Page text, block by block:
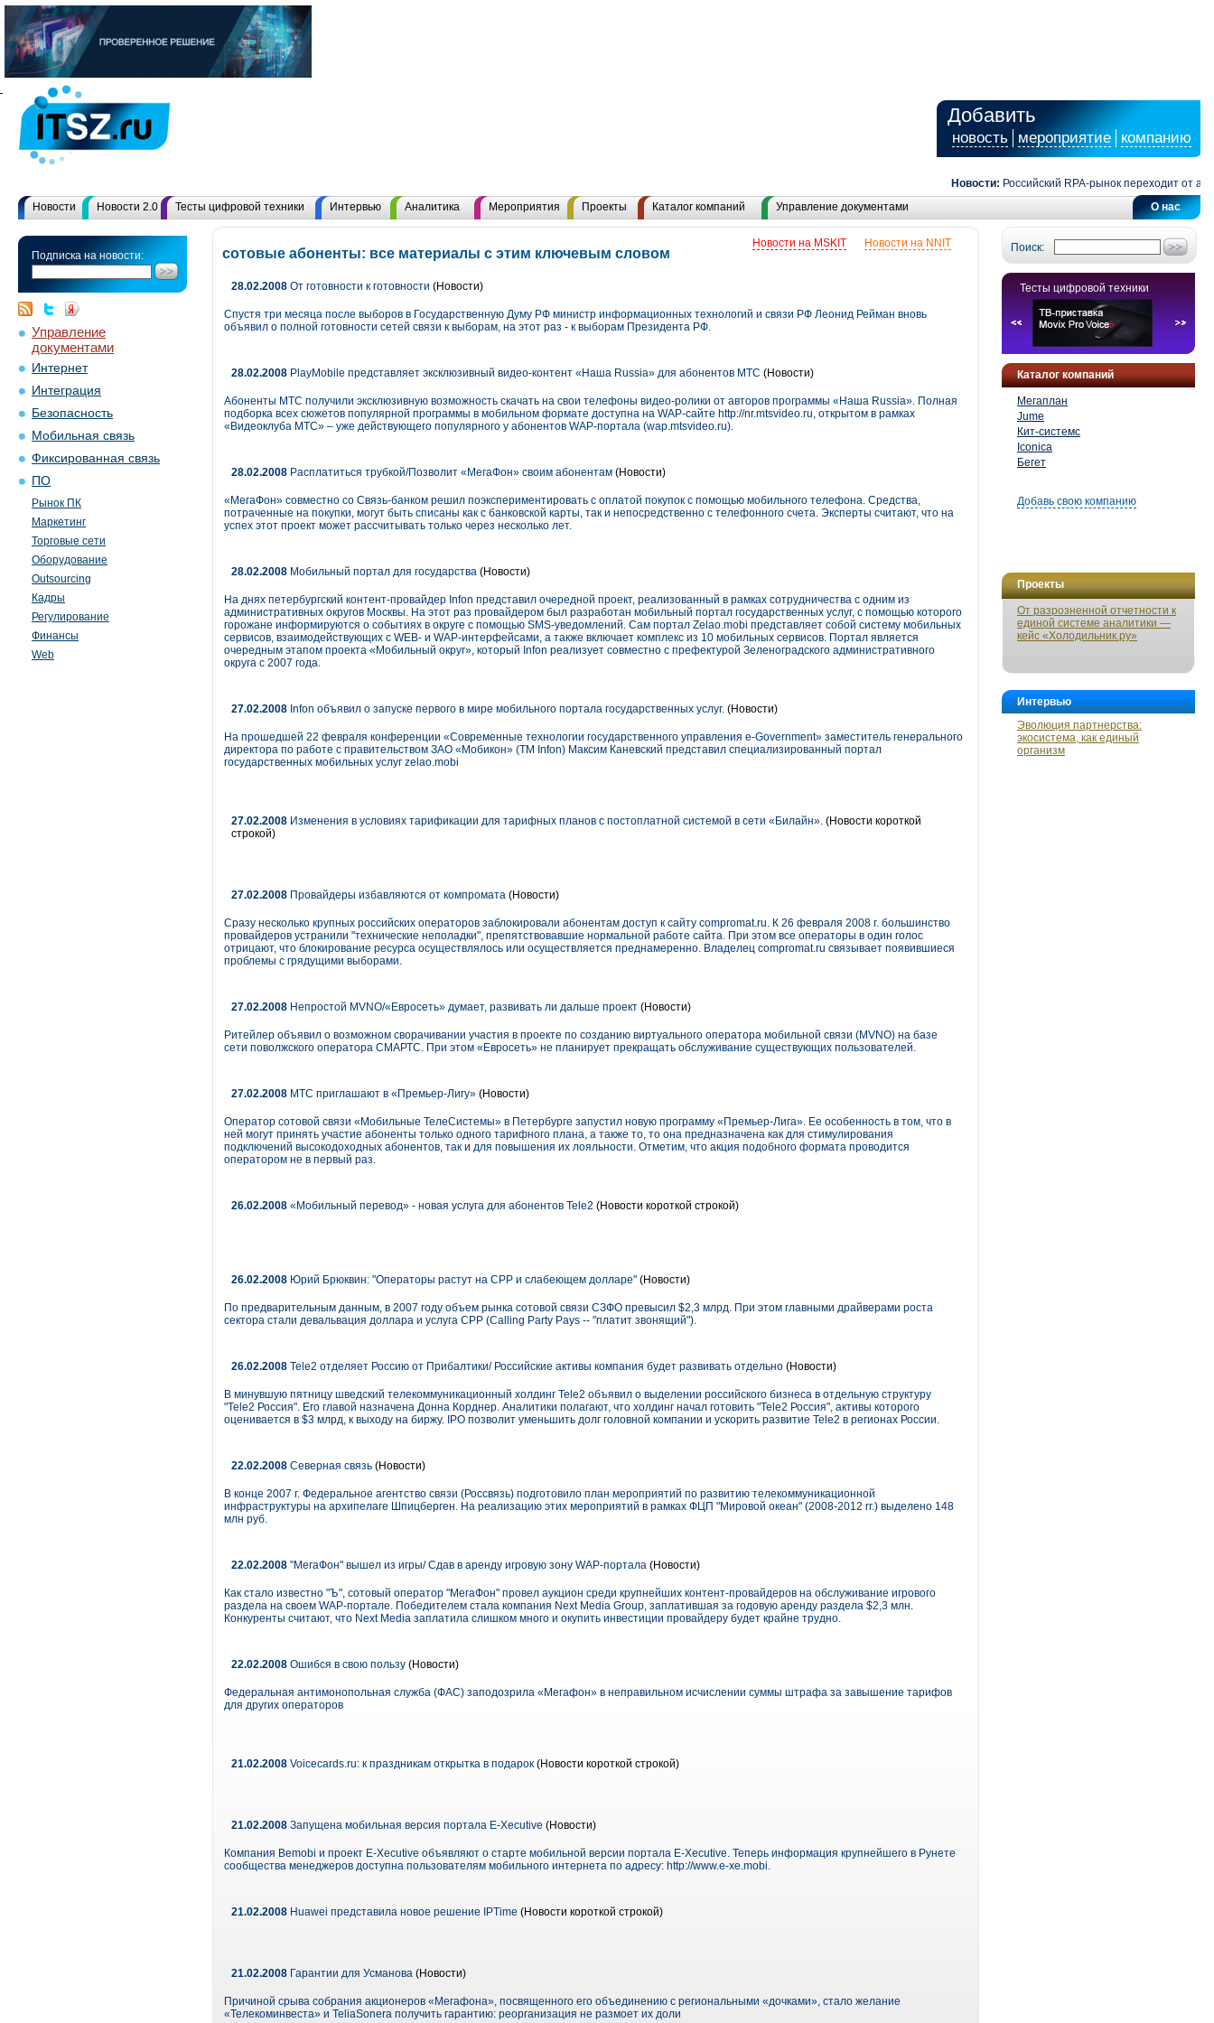
Добавить
новость мероприятие компанию
Новости: Российский RPA-рынок переходит от
О нас
Новости Новости 2.0 Тесты цифровой техники Интервью Аналитика Мероприятия Проекты Каталог компаний Управление документами
Подписка на новости:
Управление
документами
Интернет
Интеграция
Безопасность
Мобильная связь
Фиксированная связь
ПО
Рынок ПК
Маркетинг
Торговые сети
Оборудование
Outsourcing
Кадры
Регулирование
Финансы
Web
Поиск:
Тесты цифровой техники
Каталог компаний
Мегаплан
Jume
Кит-системс
Iconica
Бегет
Добавь свою компанию
Проекты
От разрозненной отчетности к
единой системе аналитики —
кейс «Холодильник.ру»
Интервью
Эволюция партнерства:
экосистема, как единый
организм
Новости на NNIT
Новости на MSKIT
сотовые абоненты: все материалы с этим ключевым словом
28.02.2008 От готовности к готовности (Новости)
Спустя три месяца после выборов в Государственную Думу РФ министр информационных технологий и связи РФ Леонид Рейман вновь
объявил о полной готовности сетей связи к выборам, на этот раз - к выборам Президента РФ.
28.02.2008 PlayMobile представляет эксклюзивный видео-контент «Наша Russia» для абонентов МТС (Новости)
Абоненты МТС получили эксклюзивную возможность скачать на свои телефоны видео-ролики от авторов программы «Наша Russia». Полная
подборка всех сюжетов популярной программы в мобильном формате доступна на WAP-сайте http://nr.mtsvideo.ru, открытом в рамках
«Видеоклуба МТС» – уже действующего популярного у абонентов WAP-портала (wap.mtsvideo.ru).
28.02.2008 Расплатиться трубкой/Позволит «МегаФон» своим абонентам (Новости)
«МегаФон» совместно со Связь-банком решил поэкспериментировать с оплатой покупок с помощью мобильного телефона. Cредства,
потраченные на покупки, могут быть списаны как с банковской карты, так и непосредственно с телефонного счета. Эксперты считают, что на
успех этот проект может рассчитывать только через несколько лет.
28.02.2008 Мобильный портал для государства (Новости)
На днях петербургский контент-провайдер Infon представил очередной проект, реализованный в рамках сотрудничества с одним из
административных округов Москвы. На этот раз провайдером был разработан мобильный портал государственных услуг, с помощью которого
горожане информируются о событиях в округе с помощью SMS-уведомлений. Сам портал Zelao.mobi представляет собой систему мобильных
сервисов, взаимодействующих с WEB- и WAP-интерфейсами, а также включает комплекс из 10 мобильных сервисов. Портал является
очередным этапом проекта «Мобильный округ», который Infon реализует совместно с префектурой Зеленоградского административного
округа с 2007 года.
27.02.2008 Infon объявил о запуске первого в мире мобильного портала государственных услуг. (Новости)
На прошедшей 22 февраля конференции «Современные технологии государственного управления е-Government» заместитель генерального
директора по работе с правительством ЗАО «Мобикон» (ТМ Infon) Максим Каневский представил специализированный портал
государственных мобильных услуг zelao.mobi
27.02.2008 Изменения в условиях тарификации для тарифных планов с постоплатной системой в сети «Билайн». (Новости короткой
строкой)
27.02.2008 Провайдеры избавляются от компромата (Новости)
Сразу несколько крупных российских операторов заблокировали абонентам доступ к сайту compromat.ru. К 26 февраля 2008 г. большинство
провайдеров устранили "технические неполадки", препятствовавшие нормальной работе сайта. При этом все операторы в один голос
отрицают, что блокирование ресурса осуществлялось или осуществляется преднамеренно. Владелец compromat.ru связывает появившиеся
проблемы с грядущими выборами.
27.02.2008 Непростой MVNO/«Евросеть» думает, развивать ли дальше проект (Новости)
Ритейлер объявил о возможном сворачивании участия в проекте по созданию виртуального оператора мобильной связи (MVNO) на базе
сети поволжского оператора СМАРТС. При этом «Евросеть» не планирует прекращать обслуживание существующих пользователей.
27.02.2008 МТС приглашают в «Премьер-Лигу» (Новости)
Оператор сотовой связи «Мобильные ТелеСистемы» в Петербурге запустил новую программу «Премьер-Лига». Ее особенность в том, что в
ней могут принять участие абоненты только одного тарифного плана, а также то, то она предназначена как для стимулирования
подключений высокодоходных абонентов, так и для повышения их лояльности. Отметим, что акция подобного формата проводится
оператором не в первый раз.
26.02.2008 «Мобильный перевод» - новая услуга для абонентов Tele2 (Новости короткой строкой)
26.02.2008 Юрий Брюквин: "Операторы растут на СРР и слабеющем долларе" (Новости)
По предварительным данным, в 2007 году объем рынка сотовой связи СЗФО превысил $2,3 млрд. При этом главными драйверами роста
сектора стали девальвация доллара и услуга CPP (Calling Party Pays -- "платит звонящий").
26.02.2008 Tele2 отделяет Россию от Прибалтики/ Российские активы компания будет развивать отдельно (Новости)
В минувшую пятницу шведский телекоммуникационный холдинг Tele2 объявил о выделении российского бизнеса в отдельную структуру
"Tele2 Россия". Его главой назначена Донна Корднер. Аналитики полагают, что холдинг начал готовить "Tele2 Россия", активы которого
оценивается в $3 млрд, к выходу на биржу. IPO позволит уменьшить долг головной компании и ускорить развитие Tele2 в регионах России.
22.02.2008 Северная связь (Новости)
В конце 2007 г. Федеральное агентство связи (Россвязь) подготовило план мероприятий по развитию телекоммуникационной
инфраструктуры на архипелаге Шпицберген. На реализацию этих мероприятий в рамках ФЦП "Мировой океан" (2008-2012 гг.) выделено 148
млн руб.
22.02.2008 "МегаФон" вышел из игры/ Сдав в аренду игровую зону WAP-портала (Новости)
Как стало известно "Ъ", сотовый оператор "МегаФон" провел аукцион среди крупнейших контент-провайдеров на обслуживание игрового
раздела на своем WAP-портале. Победителем стала компания Next Media Group, заплатившая за годовую аренду раздела $2,3 млн.
Конкуренты считают, что Next Media заплатила слишком много и окупить инвестиции провайдеру будет крайне трудно.
22.02.2008 Ошибся в свою пользу (Новости)
Федеральная антимонопольная служба (ФАС) заподозрила «Мегафон» в неправильном исчислении суммы штрафа за завышение тарифов
для других операторов
21.02.2008 Voicecards.ru: к праздникам открытка в подарок (Новости короткой строкой)
21.02.2008 Запущена мобильная версия портала E-Xecutive (Новости)
Компания Bemobi и проект E-Xecutive объявляют о старте мобильной версии портала E-Xecutive. Теперь информация крупнейшего в Рунете
сообщества менеджеров доступна пользователям мобильного интернета по адресу: http://www.e-xe.mobi.
21.02.2008 Huawei представила новое решение IPTime (Новости короткой строкой)
21.02.2008 Гарантии для Усманова (Новости)
Причиной срыва собрания акционеров «Мегафона», посвященного его объединению с региональными «дочками», стало желание
«Телекоминвеста» и TeliaSonera получить гарантию: реорганизация не размоет их доли